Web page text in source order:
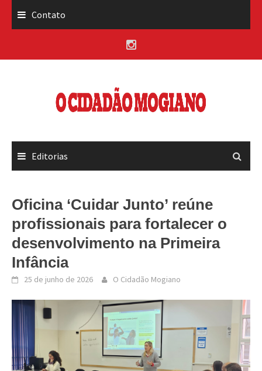
Contato
Editorias
Oficina ‘Cuidar Junto’ reúne
profissionais para fortalecer o
desenvolvimento na Primeira
Infância
25 de junho de 2026 O Cidadão Mogiano